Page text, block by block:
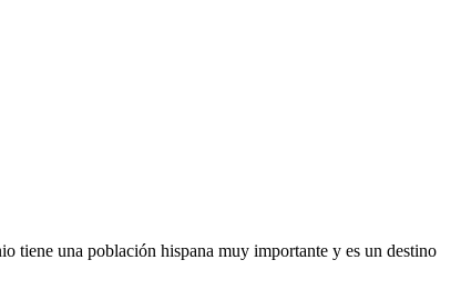
tiene una población hispana muy importante y es un destino